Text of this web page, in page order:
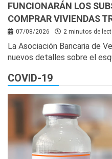
FUNCIONARÁN LOS
COMPRAR VIVIENDAS
07/08/2026 2 minutos de
La Asociación Bancaria de
nuevos detalles sobre el
COVID-19